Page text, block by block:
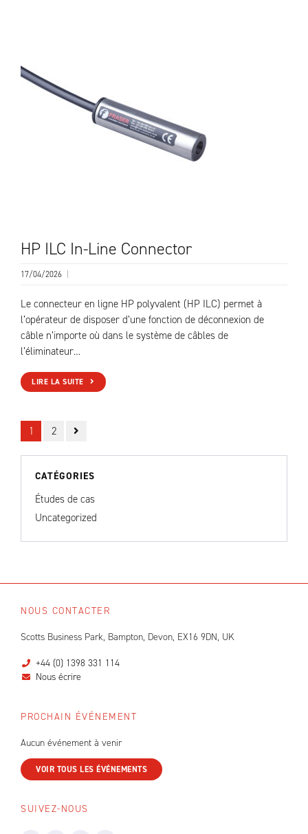
HP ILC In-Line Connector
17/04/2026
Le connecteur en ligne HP polyvalent (HP ILC) permet à
l’opérateur de disposer d’une fonction de déconnexion de
câble n’importe où dans le système de câbles de
l’éliminateur…
LIRE LA SUITE
1 2
CATÉGORIES
Études de cas
Uncategorized
NOUS CONTACTER
Scotts Business Park, Bampton, Devon, EX16 9DN, UK
+44 (0) 1398 331 114
Nous écrire
PROCHAIN ÉVÉNEMENT
Aucun événement à venir
VOIR TOUS LES ÉVÉNEMENTS
SUIVEZ-NOUS